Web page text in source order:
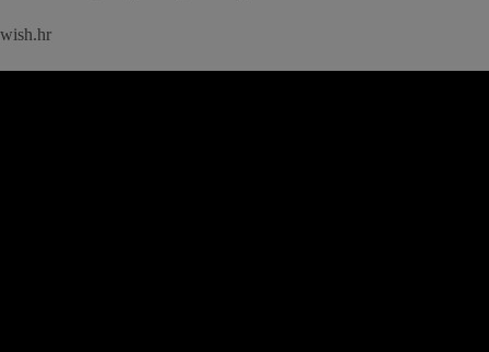
wish.hr